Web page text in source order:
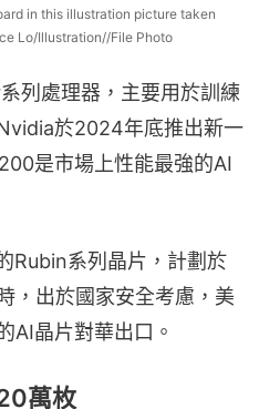
in this illustration picture taken
Lo/Illustration//File Photo
列處理器，主要用於訓練
於2024年底推出新一
是市場上性能最強的AI
Rubin系列晶片，計劃於
，出於國家安全考慮，美
AI晶片對華出口。
萬枚